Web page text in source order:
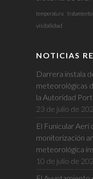
temperatura tratamiento
visibilidad
NOTICIAS
Darrera instala
meteorológicas
la Autoridad
23 de julio de
El Funicular
monitorización
meteorológica
10 de julio de